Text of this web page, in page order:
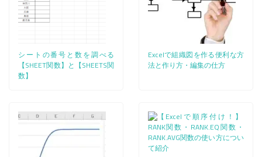
シートの番号と数を調べる
【SHEET関数】と【SHEETS関
数】
Excelで組織図を作る便利な方
法と作り方・編集の仕方